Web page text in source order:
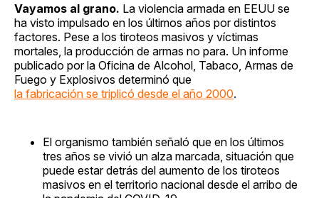
Vayamos al grano. La violencia armada en EEUU se
ha visto impulsado en los últimos años por distintos
factores. Pese a los tiroteos masivos y víctimas
mortales, la producción de armas no para. Un informe
publicado por la Oficina de Alcohol, Tabaco, Armas de
Fuego y Explosivos determinó que
la fabricación se triplicó desde el año 2000.
El organismo también señaló que en los últimos
tres años se vivió un alza marcada, situación que
puede estar detrás del aumento de los tiroteos
masivos en el territorio nacional desde el arribo de